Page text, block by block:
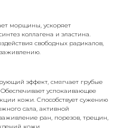
морщины, ускоряет
коллагена и эластина.
свободных радикалов,
заживлению.
эффект, смягчает грубые
успокаивающее
кожи. Способствует сужению
сала, активной
ран, порезов, трещин,